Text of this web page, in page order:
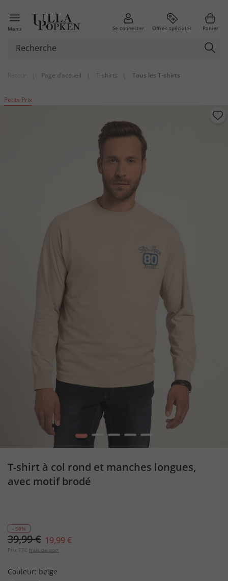
Menu Se connecter Offres spéciales Panier
| Page d’accueil | T-shirts | Tous les T-shirts
Petits Prix
1 2 3 4 5
T-shirt à col rond et manches longues,
avec motif brodé
- 50%
39,99 € 19,99 €
Prix TTC frais de port
Couleur: beige